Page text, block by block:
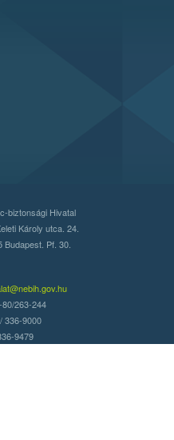
biztonsági Hivatal
Károly utca. 24.
Budapest. Pf. 30.
263-244
336-9000
9479